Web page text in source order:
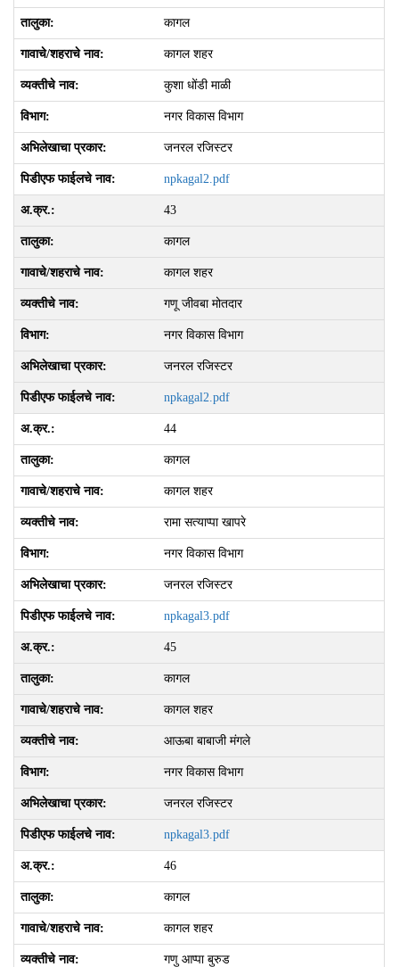
कागल
कागल शहर
कुशा धोंडी माळी
नगर विकास विभाग
जनरल रजिस्टर
npkagal2.pdf
43
कागल
कागल शहर
गणू जीवबा मोतदार
नगर विकास विभाग
जनरल रजिस्टर
npkagal2.pdf
44
कागल
कागल शहर
रामा सत्‍याप्‍पा खापरे
नगर विकास विभाग
जनरल रजिस्टर
npkagal3.pdf
45
कागल
कागल शहर
आऊबा बाबाजी मंगले
नगर विकास विभाग
जनरल रजिस्टर
npkagal3.pdf
46
कागल
कागल शहर
गणु आप्‍पा बुरुड